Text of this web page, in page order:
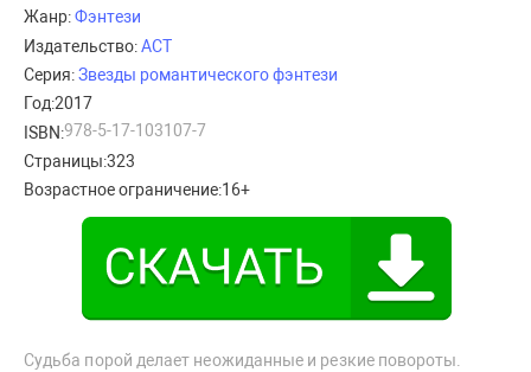
Жанр:Фэнтези
Издательство:АСТ
Серия:Звезды романтического фэнтези
Год:2017
ISBN:978-5-17-103107-7
Страницы:323
Возрастное ограничение:16+
Судьба порой делает неожиданные и резкие повороты.